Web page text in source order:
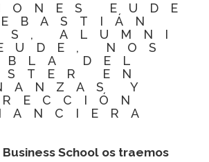
EUDE
ALUMNI
NOS
DEL
EN
Y
Business School os traemos